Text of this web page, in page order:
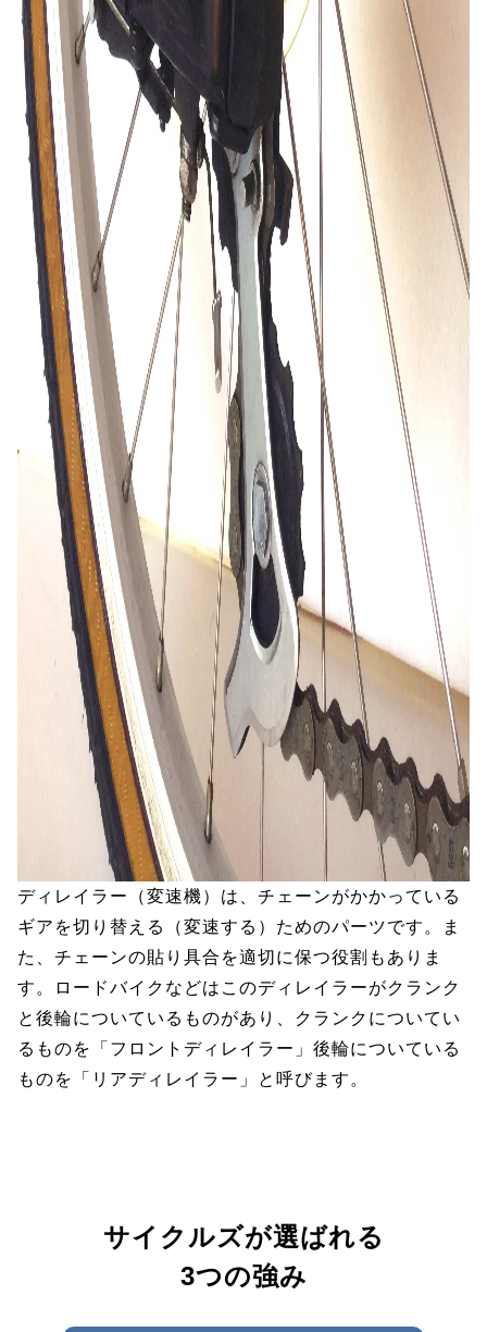
ディレイラー（変速機）は、チェーンがかかっている
ギアを切り替える（変速する）ためのパーツです。ま
た、チェーンの貼り具合を適切に保つ役割もありま
す。ロードバイクなどはこのディレイラーがクランク
と後輪についているものがあり、クランクについてい
るものを「フロントディレイラー」後輪についている
ものを「リアディレイラー」と呼びます。
サイクルズが選ばれる
3つの強み